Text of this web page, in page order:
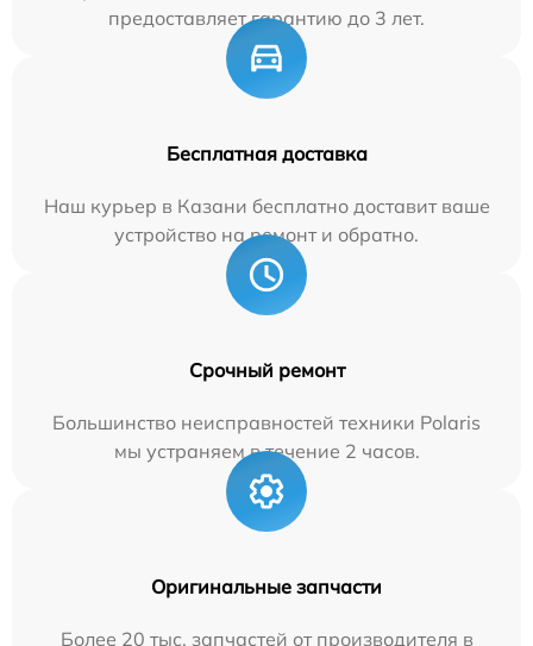
предоставляет гарантию до 3 лет.
Бесплатная доставка
Наш курьер в Казани бесплатно доставит ваше
устройство на ремонт и обратно.
Срочный ремонт
Большинство неисправностей техники Polaris
мы устраняем в течение 2 часов.
Оригинальные запчасти
Более 20 тыс. запчастей от производителя в